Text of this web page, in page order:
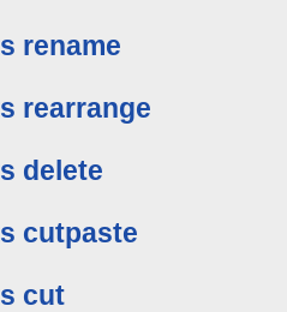
rename
rearrange
delete
cutpaste
cut